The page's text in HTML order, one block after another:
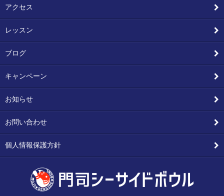
アクセス
レッスン
ブログ
キャンペーン
お知らせ
お問い合わせ
個人情報保護方針